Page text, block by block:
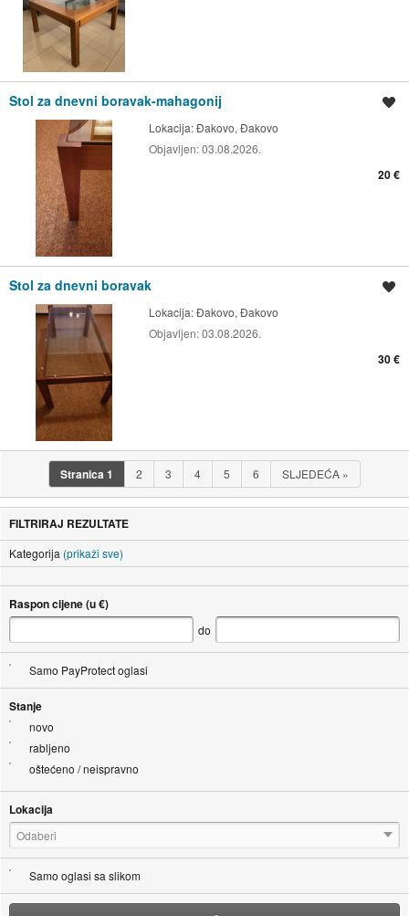
Stol za dnevni boravak-mahagonij
Lokacija:Đakovo, Đakovo
Objavljen:03.08.2026.
20 €
Stol za dnevni boravak
Lokacija:Đakovo, Đakovo
Objavljen:03.08.2026.
30 €
Stranica1 2 3 4 5 6 SLJEDEĆA »
FILTRIRAJ REZULTATE
Kategorija (prikaži sve)
Raspon cijene (u €)
do
Samo PayProtect oglasi
Stanje
novo
rabljeno
oštećeno / neispravno
Lokacija
Odaberi
Samo oglasi sa slikom